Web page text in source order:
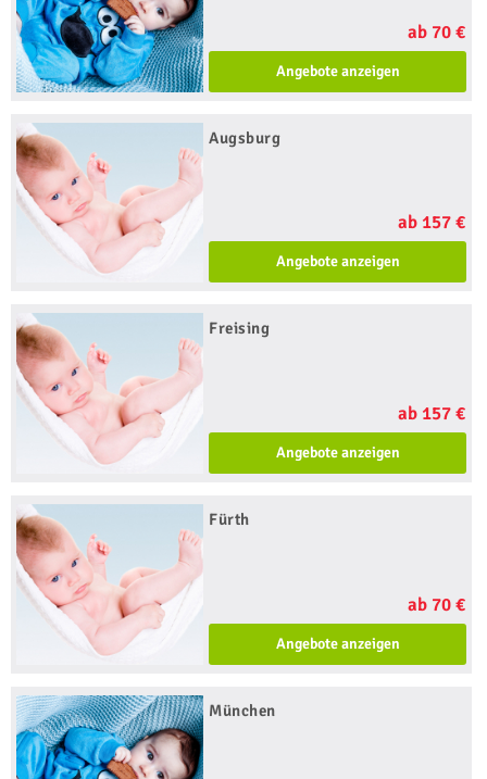
ab 70 €
Angebote anzeigen
Augsburg
ab 157 €
Angebote anzeigen
Freising
ab 157 €
Angebote anzeigen
Fürth
ab 70 €
Angebote anzeigen
München